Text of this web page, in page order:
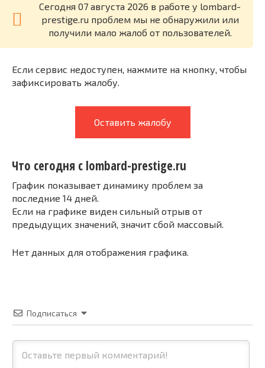
Cегодня 07 августа 2026 в работе у lombard-
prestige.ru проблем мы не обнаружили или
получили мало жалоб от пользователей.
Если сервис недоступен, нажмите на кнопку, чтобы
зафиксировать жалобу.
Оставить жалобу
Что сегодня с lombard-prestige.ru
График показывает динамику проблем за
последние 14 дней.
Если на графике виден сильный отрыв от
предыдущих значений, значит сбой массовый.
Нет данных для отображения графика.
Подписаться